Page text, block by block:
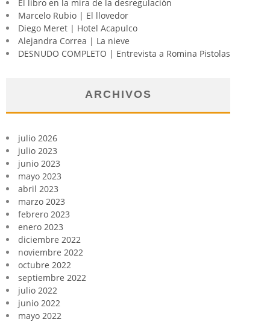
El libro en la mira de la desregulación
Marcelo Rubio | El llovedor
Diego Meret | Hotel Acapulco
Alejandra Correa | La nieve
DESNUDO COMPLETO | Entrevista a Romina Pistolas
ARCHIVOS
julio 2026
julio 2023
junio 2023
mayo 2023
abril 2023
marzo 2023
febrero 2023
enero 2023
diciembre 2022
noviembre 2022
octubre 2022
septiembre 2022
julio 2022
junio 2022
mayo 2022